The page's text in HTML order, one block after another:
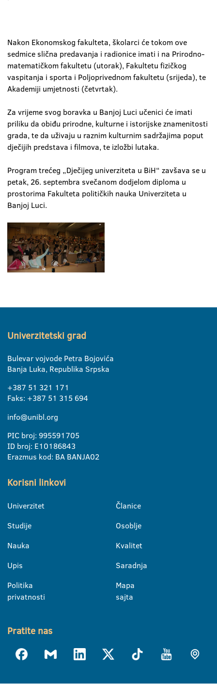
Nakon Ekonomskog fakulteta, školarci će tokom ove
sedmice slična predavanja i radionice imati i na Prirodno-
matematičkom fakultetu (utorak), Fakultetu fizičkog
vaspitanja i sporta i Poljoprivednom fakultetu (srijeda), te
Akademiji umjetnosti (četvrtak).
Za vrijeme svog boravka u Banjoj Luci učenici će imati
priliku da obiđu prirodne, kulturne i istorijske znamenitosti
grada, te da uživaju u raznim kulturnim sadržajima poput
dječijih predstava i filmova, te izložbi lutaka.
Program trećeg „Dječijeg univerziteta u BiH“ zavšava se u
petak, 26. septembra svečanom dodjelom diploma u
prostorima Fakulteta političkih nauka Univerziteta u
Banjoj Luci.
Univerzitetski grad
Bulevar vojvode Petra Bojovića
Banja Luka, Republika Srpska
+387 51 321 171
Faks: +387 51 315 694
info@unibl.org
PIC broj: 995591705
ID broj: E10186843
Erazmus kod: BA BANJA02
Korisni linkovi
Univerzitet
Studije
Nauka
Upis
Politika
privatnosti
Članice
Osoblje
Kvalitet
Saradnja
Mapa
sajta
Pratite nas